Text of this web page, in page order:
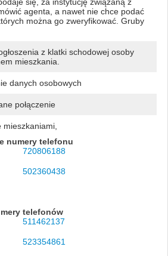
agenta, a nawet nie chce podać
można go zweryfikować. Gruby
z klatki schodowej osoby
mieszkania.
danych osobowych
połączenie
mieszkaniami,
numery telefonu
720806188
502360438
telefonów
511462137
523354861